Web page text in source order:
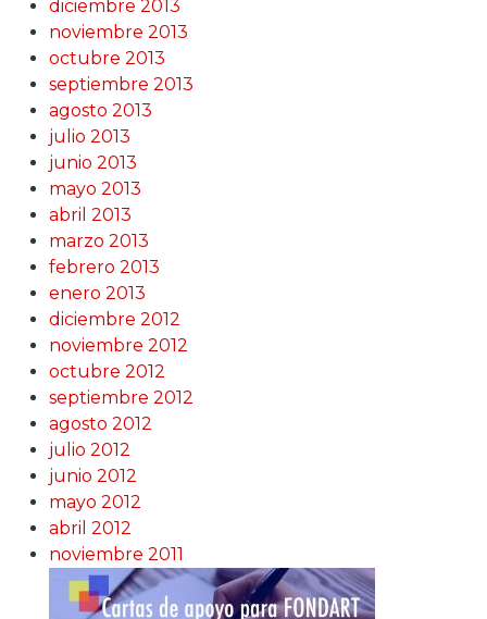
diciembre 2013
noviembre 2013
octubre 2013
septiembre 2013
agosto 2013
julio 2013
junio 2013
mayo 2013
abril 2013
marzo 2013
febrero 2013
enero 2013
diciembre 2012
noviembre 2012
octubre 2012
septiembre 2012
agosto 2012
julio 2012
junio 2012
mayo 2012
abril 2012
noviembre 2011